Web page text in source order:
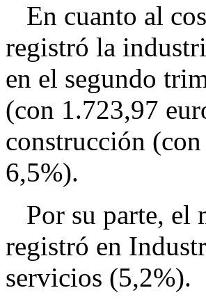
En cuanto al
registró la
en el segundo
(con 1.723,97
construcción
6,5%).
Por su parte, el
registró en
servicios (5,2%).